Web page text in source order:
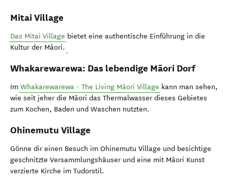
Mitai Village
Das Mitai Village bietet eine authentische Einführung in die
Kultur der Māori.
Whakarewarewa: Das lebendige Māori Dorf
Im Whakarewarewa - The Living Māori Village kann man sehen,
wie seit jeher die Māori das Thermalwasser dieses Gebietes
zum Kochen, Baden und Waschen nutzten.
Ohinemutu Village
Gönne dir einen Besuch im Ohinemutu Village und besichtige
geschnitzte Versammlungshäuser und eine mit Māori Kunst
verzierte Kirche im Tudorstil.